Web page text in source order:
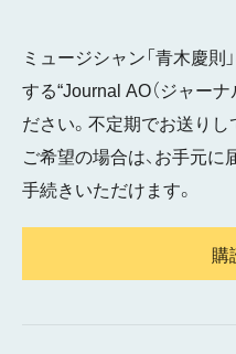
ミュージシャン「青木慶
する“Journal AO（ジャー
ださい。不定期でお送り
ご希望の場合は、お手元
手続きいただけます。
購